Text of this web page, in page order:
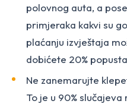
polovnog auta, a
primjeraka kakvi su
plaćanju izvještaja
dobićete 20%
Ne zanemarujte
To je u 90%